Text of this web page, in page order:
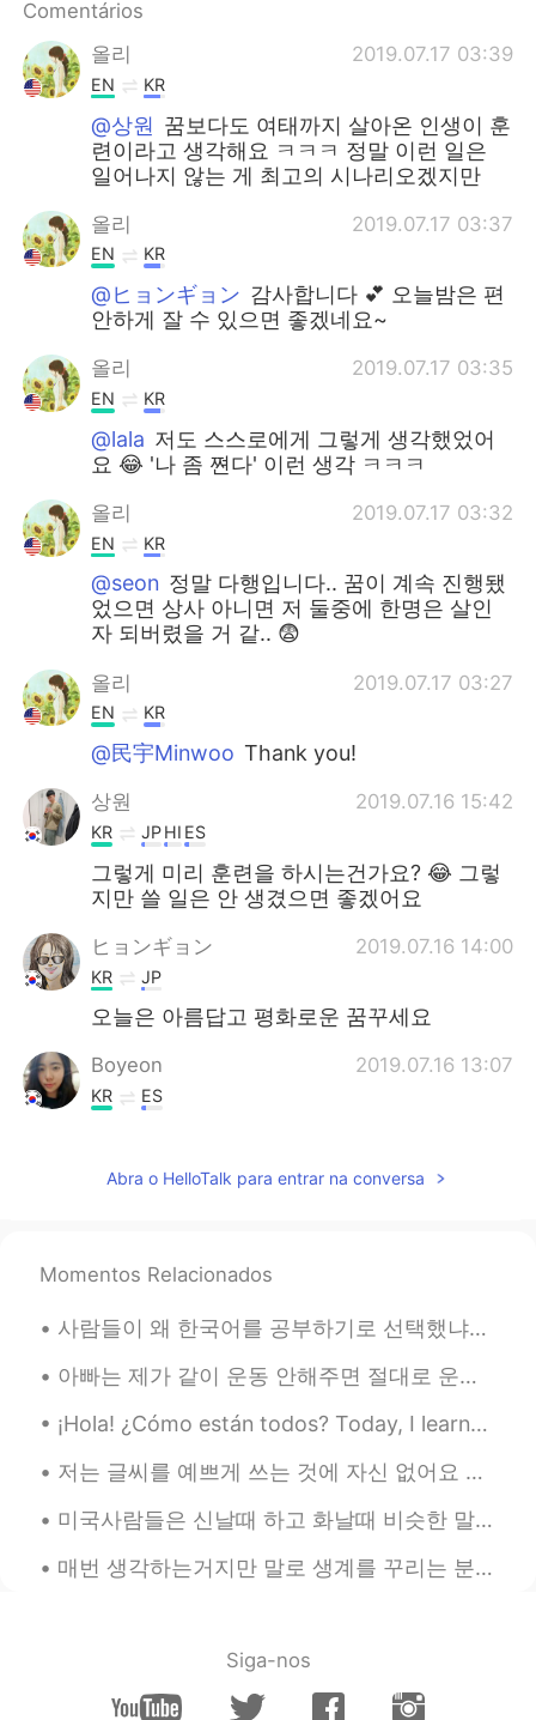
Comentários
올리
2019.07.17 03:39
EN KR
@상원 꿈보다도 여태까지 살아온 인생이 훈
련이라고 생각해요 ㅋㅋㅋ 정말 이런 일은
일어나지 않는 게 최고의 시나리오겠지만
올리 2019.07.17 03:37
EN KR
@ヒョンギョン 감사합니다 💕 오늘밤은 편
안하게 잘 수 있으면 좋겠네요~
올리 2019.07.17 03:35
EN KR
@lala 저도 스스로에게 그렇게 생각했었어
요 😂 '나 좀 쪈다' 이런 생각 ㅋㅋㅋ
올리 2019.07.17 03:32
EN KR
@seon 정말 다행입니다.. 꿈이 계속 진행됐
었으면 상사 아니면 저 둘중에 한명은 살인
자 되버렸을 거 같.. 😨
올리 2019.07.17 03:27
EN KR
@民宇Minwoo Thank you!
상원 2019.07.16 15:42
KR JPHI ES
그렇게 미리 훈련을 하시는건가요? 😂 그렇
지만 쓸 일은 안 생겼으면 좋겠어요
ヒョンギョン 2019.07.16 14:00
KR JP
오늘은 아름답고 평화로운 꿈꾸세요
Boyeon 2019.07.16 13:07
KR ES
정찰기 Recon 2019.07.16 11:59
KR EN
한국인이다
lala 2019.07.16 11:51
KR ES
EN
Abra o HelloTalk para entrar na conversa
Momentos Relacionados
사람들이 왜 한국어를 공부하기로 선택했냐고 물었어요. 저는 항상 지루하고 다른 나라 언어를 공부하고 싶어서 한국어를 공부한다고 말해요. 한국드라마 예능 kpop을 통해 한국을...
아빠는 제가 같이 운동 안해주면 절대로 운동 안 하시거든요 그래서 제가 공원에 같이 산책도 해주고 가끔 라켓볼도 치고 그러는데 겨울에는 너무 추우니까 쇼핑몰 가서 아이쇼핑 하...
¡Hola! ¿Cómo están todos? Today, I learned the Spanish form of “be”. It sounded confusing at fi...
저는 글씨를 예쁘게 쓰는 것에 자신 없어요 특히 저의 한국어 글씨는 초딩수준이라서 남한테 보여주기 좀 부끄러워요 그래도 발전하고 싶어서 한국어 폰트를 찾아보고 흉내내기로 했어...
미국사람들은 신날때 하고 화날때 비슷한 말을 많이 쓰는 거 같다 ㅋㅋㅋㅋ *신날때* Shut. Up. No~ you did NOT Get outta here! You're ...
매번 생각하는거지만 말로 생계를 꾸리는 분들이 정말 존경스러워요 소설가 어나운서 스포츠캐스터 등등 지금 아빠랑 경기 보고 있는데 한국 스포츠캐스터의 나레이션으로 듣고 있다가...
Siga-nos